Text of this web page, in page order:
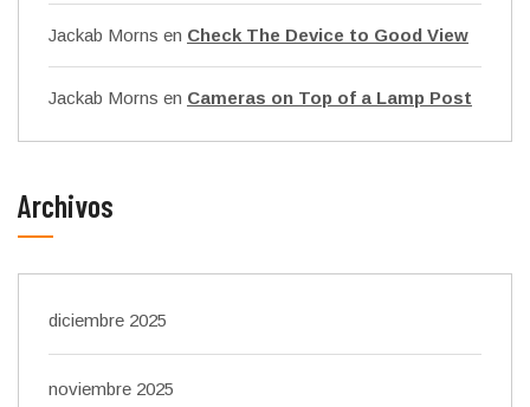
Jackab Morns en Check The Device to Good View
Jackab Morns en Cameras on Top of a Lamp Post
Archivos
diciembre 2025
noviembre 2025